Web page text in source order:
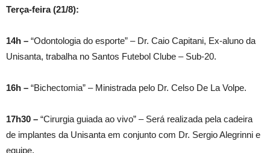
Terça-feira (21/8):
14h – “Odontologia do esporte” – Dr. Caio Capitani, Ex-aluno da
Unisanta, trabalha no Santos Futebol Clube – Sub-20.
16h – “Bichectomia” – Ministrada pelo Dr. Celso De La Volpe.
17h30 – “Cirurgia guiada ao vivo” – Será realizada pela cadeira
de implantes da Unisanta em conjunto com Dr. Sergio Alegrinni e
equipe.